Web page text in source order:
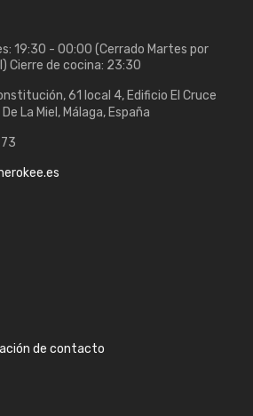
19:30 - 00:00 (Cerrado Martes por
Cierre de cocina: 23:30
61 local 4, Edificio El Cruce
La Miel, Málaga, España
de contacto